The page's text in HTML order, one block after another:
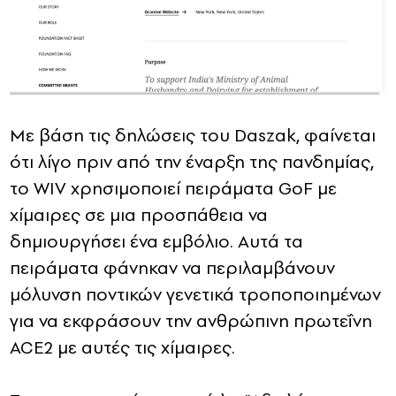
Με βάση τις δηλώσεις του Daszak, φαίνεται
ότι λίγο πριν από την έναρξη της πανδημίας,
το WIV χρησιμοποιεί πειράματα GoF με
χίμαιρες σε μια προσπάθεια να
δημιουργήσει ένα εμβόλιο. Αυτά τα
πειράματα φάνηκαν να περιλαμβάνουν
μόλυνση ποντικών γενετικά τροποποιημένων
για να εκφράσουν την ανθρώπινη πρωτεΐνη
ACE2 με αυτές τις χίμαιρες.